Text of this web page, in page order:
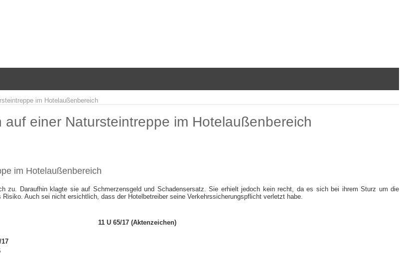
im Hotelaußenbereich
einer Natursteintreppe im Hotelaußenbereich
im Hotelaußenbereich
zu. Daraufhin klagte sie auf Schmerzensgeld und Schadensersatz. Sie erhielt jedoch kein recht, da es sich bei ihrem Sturz um die
Auch sei nicht ersichtlich, dass der Hotelbetreiber seine Verkehrssicherungspflicht verletzt habe.
11 U 65/17 (Aktenzeichen)
17